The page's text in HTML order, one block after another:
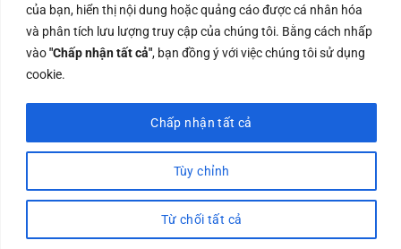
của bạn, hiển thị nội dung hoặc quảng cáo được cá nhân hóa
và phân tích lưu lượng truy cập của chúng tôi. Bằng cách nhấp
vào"Chấp nhận tất cả", bạn đồng ý với việc chúng tôi sử dụng
cookie.
Tùy chỉnh
Từ chối tất cả
Chấp nhận tất cả
Công ty TNHH Nam Bình Xương - Số ĐKKD: 0108783483
cấp ngày 14/06/2019 bởi Sở Kế Hoạch và Đầu Tư Tp. Hà
Nội
Copyrights @2023 Nam Binh Xuong. All Rights Reserved